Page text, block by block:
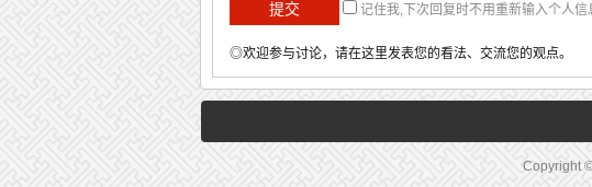
记住我,下次回复时不用重新输入个人信
◎欢迎参与讨论，请在这里发表您的看法、交流您的观点。
Copyright